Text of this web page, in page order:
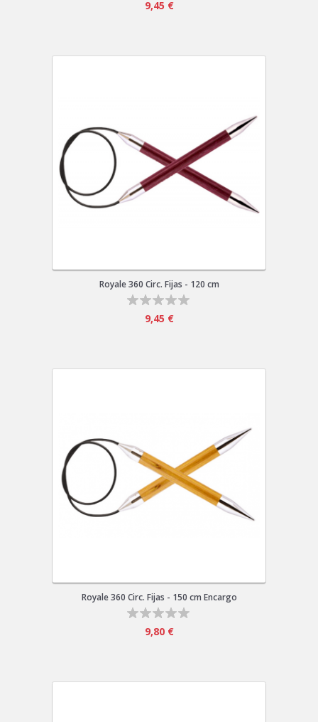
9,45 €
Royale 360 Circ. Fijas - 120 cm
9,45 €
Royale 360 Circ. Fijas - 150 cm Encargo
9,80 €